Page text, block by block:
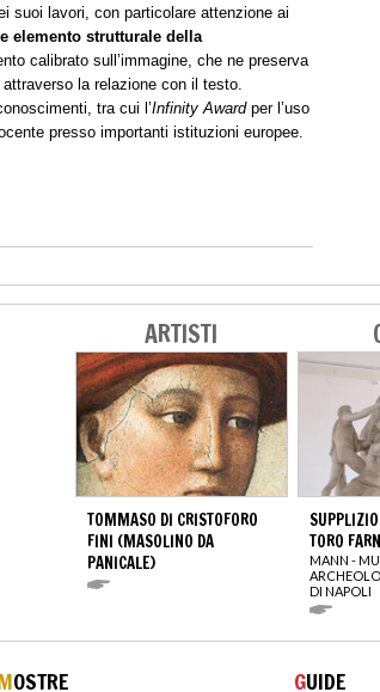
suoi lavori, con particolare attenzione ai
elemento strutturale della
calibrato sull’immagine, che ne preserva
la relazione con il testo.
tra cui l’Infinity Award per l’uso
presso importanti istituzioni europee.
ARTISTI
TOMMASO DI CRISTOFORO
FINI (MASOLINO DA
PANICALE)
SUPPLIZIO
TORO
MANN -
DI NAPOLI
OSTRE GUIDE